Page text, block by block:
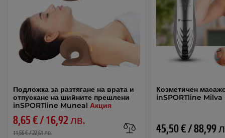
Подложка за разтягане на врата и
отпускане на шийните прешлени
inSPORTline Muneal Акция
8,65 € / 16,92 лв.
11,56 € / 22,61 лв.
Козметичен
inSPORTline Milva
45,50 € / 88,99